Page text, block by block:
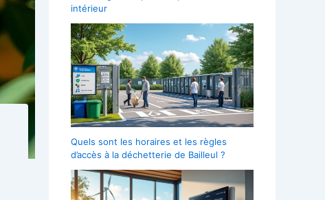
intérieur
Quels sont les horaires et les règles
d’accès à la déchetterie de Bailleul ?